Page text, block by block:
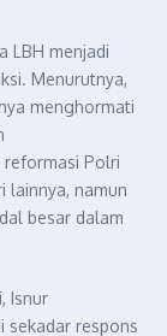
LBH menjadi
Menurutnya,
menghormati
Polri
lainnya, namun
besar dalam
Isnur
sekadar respons